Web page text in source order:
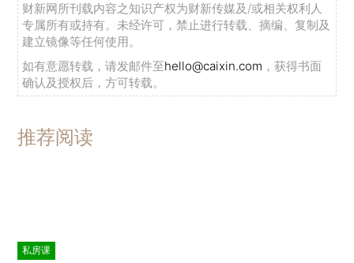
财新网所刊载内容之知识产权为财新传媒及/或相关权利人
专属所有或持有。未经许可，禁止进行转载、摘编、复制及
建立镜像等任何使用。
如有意愿转载，请发邮件至hello@caixin.com ，获得书面
确认及授权后，方可转载。
推荐阅读
私房课